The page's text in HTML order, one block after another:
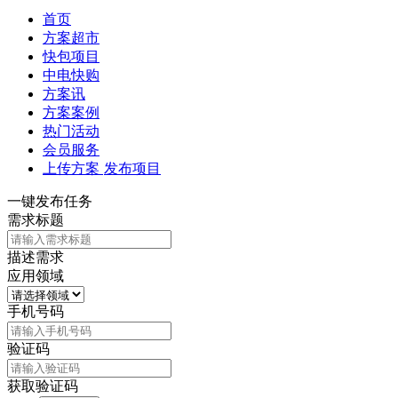
首页
方案超市
快包项目
中电快购
方案讯
方案案例
热门活动
会员服务
上传方案 发布项目
一键发布任务
需求标题
描述需求
应用领域
手机号码
验证码
获取验证码